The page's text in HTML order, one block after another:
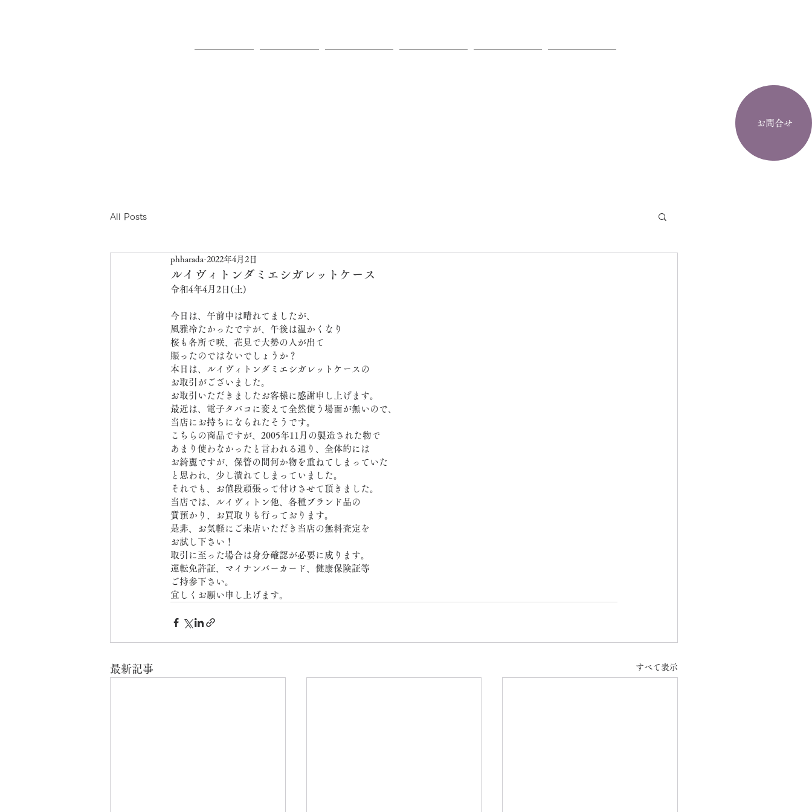
お問合せ
All Posts
ルイヴィトンダミエシガレットケース
phharada 2022年4月2日
令和4年4月2日(土)
今日は、午前中は晴れてましたが、
風雅冷たかったですが、午後は温かくなり
桜も各所で咲、花見で大勢の人が出て
賑ったのではないでしょうか？
本日は、ルイヴィトンダミエシガレットケースの
お取引がございました。
お取引いただきましたお客様に感謝申し上げます。
最近は、電子タバコに変えて全然使う場面が無いので、
当店にお持ちになられたそうです。
こちらの商品ですが、2005年11月の製造された物で
あまり使わなかったと言われる通り、全体的には
お綺麗ですが、保管の間何か物を重ねてしまっていた
と思われ、少し潰れてしまっていました。
それでも、お値段頑張って付けさせて頂きました。
当店では、ルイヴィトン他、各種ブランド品の
質預かり、お買取りも行っております。
是非、お気軽にご来店いただき当店の無料査定を
お試し下さい！
取引に至った場合は身分確認が必要に成ります。
運転免許証、マイナンバーカード、健康保険証等
ご持参下さい。
宜しくお願い申し上げます。
最新記事 すべて表示